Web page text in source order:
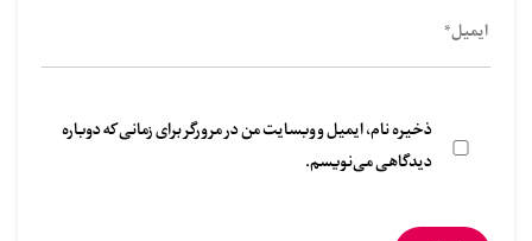
ذخیره نام، ایمیل و وبسایت من در مرورگر برای زمانی که دوباره
دیدگاهی می‌نویسم.